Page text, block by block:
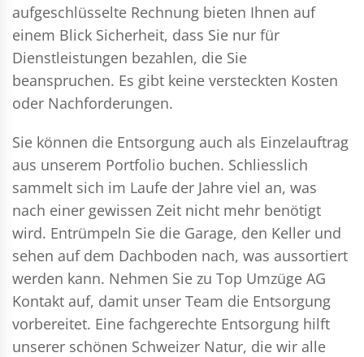
aufgeschlüsselte Rechnung bieten Ihnen auf
einem Blick Sicherheit, dass Sie nur für
Dienstleistungen bezahlen, die Sie
beanspruchen. Es gibt keine versteckten Kosten
oder Nachforderungen.
Sie können die Entsorgung auch als Einzelauftrag
aus unserem Portfolio buchen. Schliesslich
sammelt sich im Laufe der Jahre viel an, was
nach einer gewissen Zeit nicht mehr benötigt
wird. Entrümpeln Sie die Garage, den Keller und
sehen auf dem Dachboden nach, was aussortiert
werden kann. Nehmen Sie zu Top Umzüge AG
Kontakt auf, damit unser Team die Entsorgung
vorbereitet. Eine fachgerechte Entsorgung hilft
unserer schönen Schweizer Natur, die wir alle